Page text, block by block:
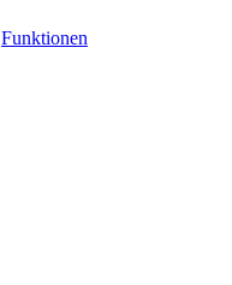
Funktionen